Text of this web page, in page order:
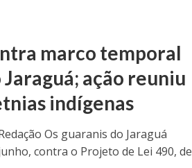
marco temporal
ação reuniu
indígenas
Os guaranis do Jaraguá
contra o Projeto de Lei 490, de